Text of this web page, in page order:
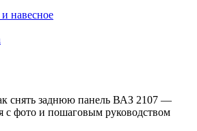
навесное
снять заднюю панель ВАЗ 2107 —
с фото и пошаговым руководством